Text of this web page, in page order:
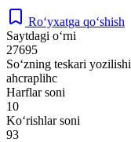
Ro‘yxatga qo‘shish
Saytdagi o‘rni
27695
So‘zning teskari yozilishi
ahcraplihc
Harflar soni
10
Ko‘rishlar soni
93